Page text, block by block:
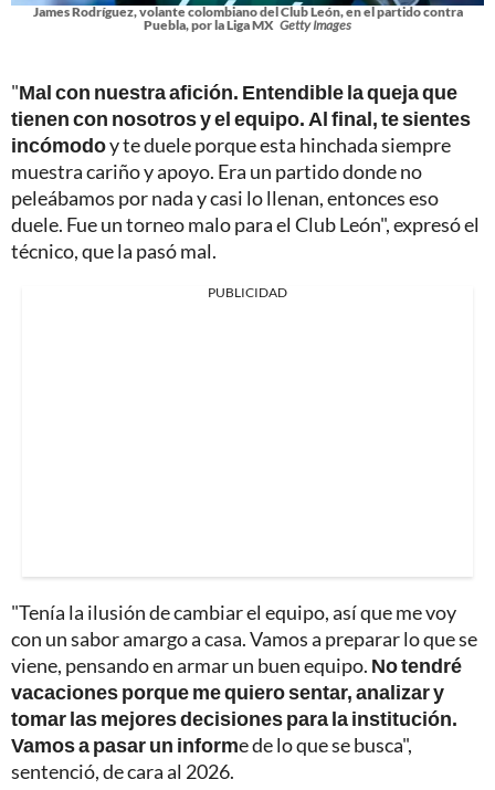
James Rodríguez, volante colombiano del Club León, en el partido contra
Puebla, por la Liga MX Getty Images
"Mal con nuestra afición. Entendible la queja que
tienen con nosotros y el equipo. Al final, te sientes
incómodoy te duele porque esta hinchada siempre
muestra cariño y apoyo. Era un partido donde no
peleábamos por nada y casi lo llenan, entonces eso
duele. Fue un torneo malo para el Club León", expresó el
técnico, que la pasó mal.
PUBLICIDAD
"Tenía la ilusión de cambiar el equipo, así que me voy
con un sabor amargo a casa. Vamos a preparar lo que se
viene, pensando en armar un buen equipo. No tendré
vacaciones porque me quiero sentar, analizar y
tomar las mejores decisiones para la institución.
Vamos a pasar un informe de lo que se busca",
sentenció, de cara al 2026.